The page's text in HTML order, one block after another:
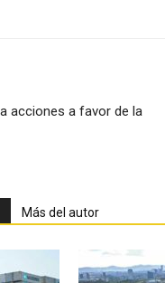
acciones a favor de la
Más del autor